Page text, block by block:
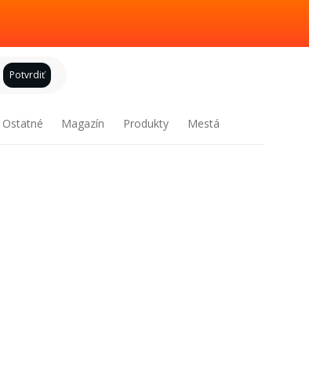
Potvrdiť
Ostatné Magazín Produkty Mestá